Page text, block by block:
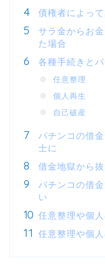
債権者によっ
サラ金からお
た場合
各種手続きと
任意整理
個人再生
自己破産
パチンコの借
士に
借金地獄から
パチンコの借
い
任意整理や個
任意整理や個